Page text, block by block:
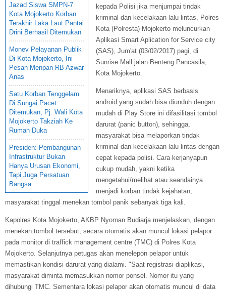
Jazad Siswa SMPN-7
Kota Mojokerto Korban
Terakhir Laka Laut Pantai
Drini Berhasil Ditemukan
Monev Pelayanan Publik
Di Kota Mojokerto, Ini
Pesan Menpan RB Azwar
Anas
Satu Korban Tenggelam
Di Sungai Pacet
Ditemukan, Pj. Wali Kota
Mojokerto Takziah Ke
Rumah Duka
Presiden: Pembangunan
Infrastruktur Bukan
Hanya Urusan Ekonomi,
Tapi Juga Persatuan
Bangsa
kepada Polisi jika menjumpai tindak
kriminal dan kecelakaan lalu lintas, Polres
Kota (Polresta) Mojokerto meluncurkan
Aplikasi Smart Aplication for Service city
(SAS), Jum'at (03/02/2017) pagi, di
Sunrise Mall jalan Benteng Pancasila,
Kota Mojokerto.
Menariknya, aplikasi SAS berbasis
android yang sudah bisa diunduh dengan
mudah di Play Store ini difasilitasi tombol
darurat (panic button), sehingga,
masyarakat bisa melaporkan tindak
kriminal dan kecelakaan lalu lintas dengan
cepat kepada polisi. Cara kerjanyapun
cukup mudah, yakni ketika
mengetahui/melihat atau seandainya
menjadi korban tindak kejahatan,
masyarakat tinggal menekan tombol panik sebanyak tiga kali.
Kapolres Kota Mojokerto, AKBP Nyoman Budiarja menjelaskan, dengan
menekan tombol tersebut, secara otomatis akan muncul lokasi pelapor
pada monitor di traffick management centre (TMC) di Polres Kota
Mojokerto. Selanjutnya petugas akan menelepon pelapor untuk
memastikan kondisi darurat yang dialami. "Saat registrasi diaplikasi,
masyarakat diminta memasukkan nomor ponsel. Nomor itu yang
dihubungi TMC. Sementara lokasi pelapor akan otomatis muncul di data